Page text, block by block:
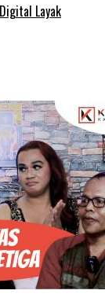
Layak